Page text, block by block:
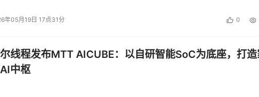
——用“AI平台的确定性来应对模型和应用的不确定性”。
同一套架构未来可无缝赋能防洪抗旱、生态保护等更宽广的领域。此
备，而是一整套将物理能源资源持续转化为数字智能能力的完整方案
域的能源调度，还为全国乃至全球的数字生产力转型提供了可借鉴的路
年05月19日 17点31分 0
线程发布MTT AICUBE：以自研智能SoC为底座，打
中枢